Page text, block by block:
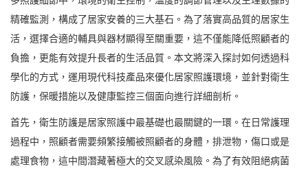
精確監測，構成了居家安養的三大基石。為了落實高品質的居家生
活，選擇合適的輔具與器材顯得至關重要，這不僅能降低照顧者的
負擔，更能有效提升長者的生活品質。本文將深入探討如何透過科
學化的方式，運用現代科技產品來優化居家照護環境，並針對衛生
防護，保暖措施以及健康監控三個面向進行詳細剖析。
首先，衛生防護是居家照護中最基礎也最關鍵的一環。在日常護理
過程中，照顧者需要頻繁接觸被照顧者的身體，排泄物，傷口或是
處理食物，這中間潛藏著極大的交叉感染風險。為了有效阻絕病菌